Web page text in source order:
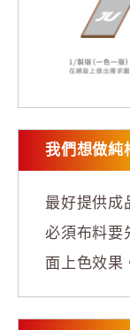
我們想做純
最好提供成
必須布料要
面上色效果